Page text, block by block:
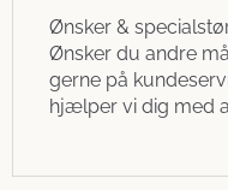
Ønsker &
Ønsker du andre
gerne på
hjælper vi dig med